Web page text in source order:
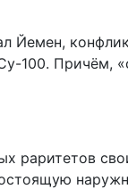
Причём,
раритетов